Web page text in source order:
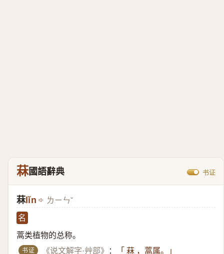
菻國語辭典 书证
菻lǐn ㄌㄧㄣˇ
名
蒿类植物的总称。
书证 《说文解字·艸部》 ： 「 菻 ，蒿属。」